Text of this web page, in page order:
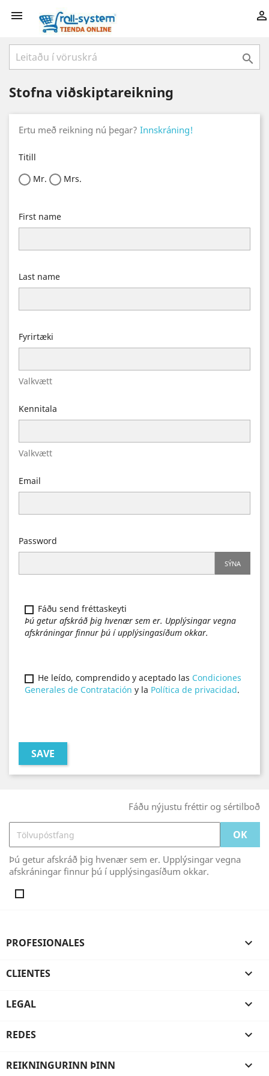
 

Stofna viðskiptareikning
Ertu með reikning nú þegar? Innskráning!
Titill
Mr.
Mrs.
First name
Last name
Fyrirtæki
Valkvætt
Kennitala
Valkvætt
Email
Password
SÝNA
Fáðu send fréttaskeyti
Þú getur afskráð þig hvenær sem er. Upplýsingar vegna
afskráningar finnur þú í upplýsingasíðum okkar.
He leído, comprendido y aceptado las Condiciones
Generales de Contratación y la Política de privacidad.
SAVE
Fáðu nýjustu fréttir og sértilboð
Þú getur afskráð þig hvenær sem er. Upplýsingar vegna
afskráningar finnur þú í upplýsingasíðum okkar.
PROFESIONALES 
CLIENTES 
LEGAL 
REDES 
REIKNINGURINN ÞINN 